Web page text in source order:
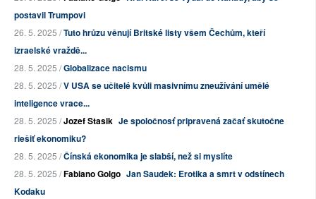
postavil Trumpovi
26. 5. 2025 /Tuto hrůzu věnují Britské listy všem Čechům, kteří
izraelské vraždě...
28. 5. 2025 /Globalizace nacismu
28. 5. 2025 /V USA se učitelé kvůli masivnímu zneužívání umělé
inteligence vrace...
28. 5. 2025 /Jozef Stasik Je spoločnosť pripravená začať skutočne
riešiť ekonomiku?
28. 5. 2025 /Čínská ekonomika je slabší, než si myslíte
28. 5. 2025 /Fabiano Golgo Jan Saudek: Erotika a smrt v odstínech
Kodaku